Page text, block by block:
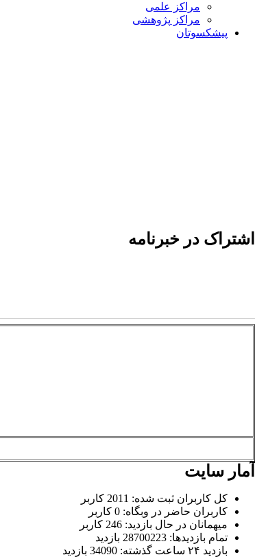
مراکز علمی
مراکز پژوهشی
پیشکسوتان
اشتراک در خبرنامه
آمار سایت
کل کاربران ثبت شده: 2011 کاربر
کاربران حاضر در وبگاه: 0 کاربر
میهمانان در حال بازدید: 246 کاربر
تمام بازدید‌ها: 28700223 بازدید
بازدید ۲۴ ساعت گذشته: 34090 بازدید